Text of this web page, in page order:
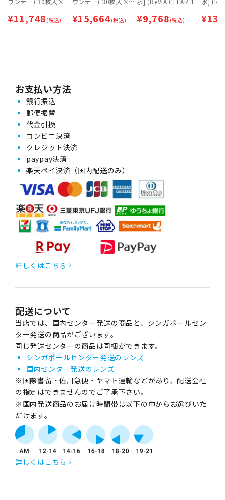
¥11,748 (税込) ¥15,664 (税込)
ト
¥9,768 (税込)
ト
¥
お支払い方法
銀行振込
郵便振替
代金引換
コンビニ決済
クレジット決済
paypay決済
楽天ペイ決済（国内配送のみ）
詳しくはこちら
配送について
当店では、国内センター発送の商品と、シンガポールセン
ター発送の商品がございます。
同じ発送センターの商品は同梱ができます。
シンガポールセンター発送のレンズ
国内センター発送のレンズ
※国際書留・佐川急便・ヤマト運輸などがあり、配送会社
の指定はできませんのでご了承下さい。
※国内発送商品のお届け時間帯は以下の中からお選びいた
だけます。
詳しくはこちら